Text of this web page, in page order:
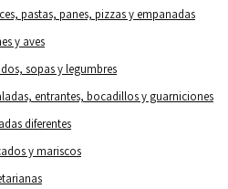
pastas, panes, pizzas y empanadas
y aves
sopas y legumbres
entrantes, bocadillos y guarniciones
diferentes
y mariscos